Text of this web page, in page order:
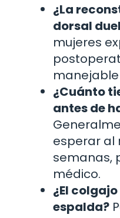
¿La
dorsal
mujeres
¿Cuánto
antes de
esperar al
semanas,
médico.
¿El
espalda?